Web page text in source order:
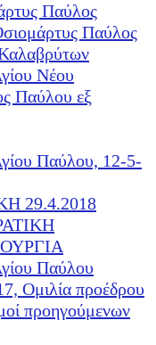
Παύλος
Παύλος
Νέου
Παύλου εξ
Παύλου, 12-5-
29.4.2018
Παύλου
Ομιλία προέδρου
προηγούμενων